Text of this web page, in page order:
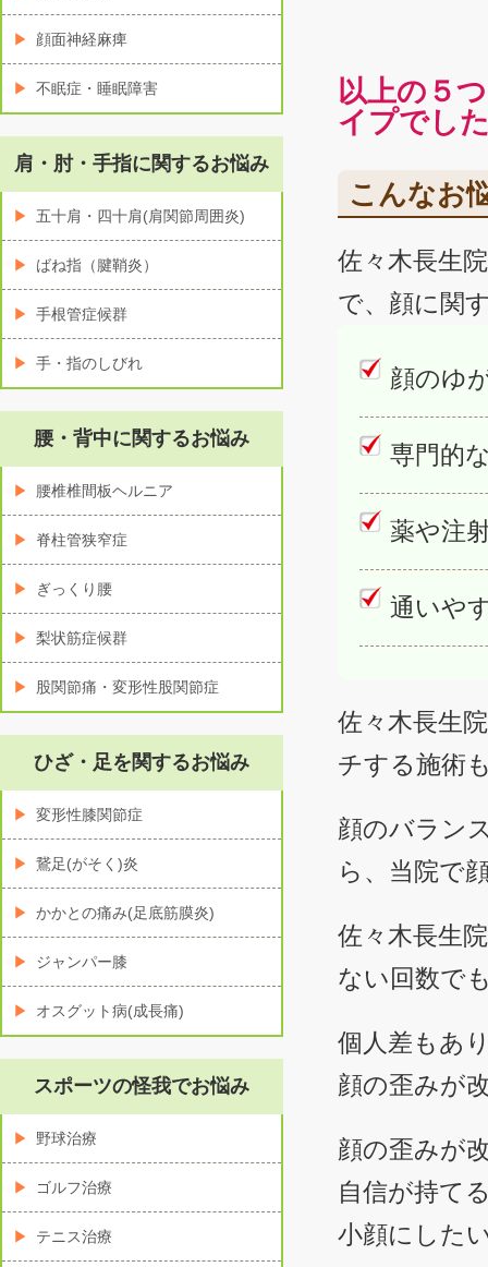
以上の５
イプでし
こんなお
佐々木長生
で、顔に関
顔のゆ
専門的
薬や注
通いや
佐々木長生
チする施術
顔のバラン
ら、当院で
佐々木長生
ない回数で
個人差もあ
顔の歪みが
顔の歪みが
自信が持て
小顔にした
顔面神経麻痺
不眠症・睡眠障害
肩・肘・手指に関するお悩み
五十肩・四十肩(肩関節周囲炎)
ばね指（腱鞘炎）
手根管症候群
手・指のしびれ
腰・背中に関するお悩み
腰椎椎間板ヘルニア
脊柱管狭窄症
ぎっくり腰
梨状筋症候群
股関節痛・変形性股関節症
ひざ・足を関するお悩み
変形性膝関節症
鵞足(がそく)炎
かかとの痛み(足底筋膜炎)
ジャンパー膝
オスグット病(成長痛)
スポーツの怪我でお悩み
野球治療
ゴルフ治療
テニス治療